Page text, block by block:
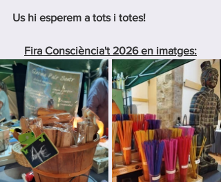
Us hi esperem a tots i totes!
Fira Consciència't 2026 en imatges: